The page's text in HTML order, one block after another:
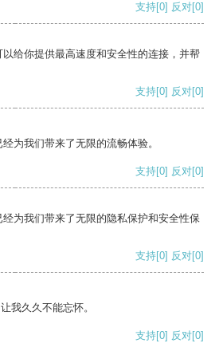
支持[0] 反对[0]
给你提供最高速度和安全性的连接，并帮
支持[0] 反对[0]
为我们带来了无限的流畅体验。
支持[0] 反对[0]
为我们带来了无限的隐私保护和安全性保
支持[0] 反对[0]
我久久不能忘怀。
支持[0] 反对[0]